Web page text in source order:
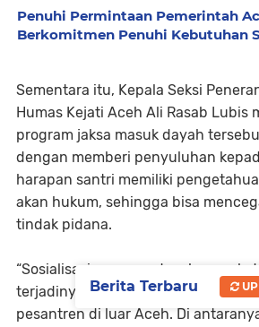
Penuhi Permintaan Pemerintah
Berkomitmen Penuhi Kebutuhan
Sementara itu, Kepala Seksi
Humas Kejati Aceh Ali Rasab Lubis
program jaksa masuk dayah
dengan memberi penyuluhan
harapan santri memiliki
akan hukum, sehingga bisa
tindak pidana.
“Sosialisasi program dayah masuk
terjadinya berbagai tindak pidana
pesantren di luar Aceh. Di
Berita Terbaru